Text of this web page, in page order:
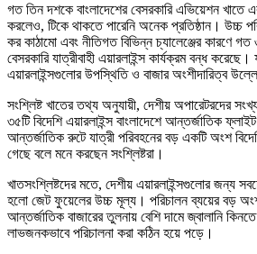
গত তিন দশকে বাংলাদেশের বেসরকারি এভিয়েশন খাতে
করলেও, টিকে থাকতে পারেনি অনেক প্রতিষ্ঠান। উচ্চ
কর কাঠামো এবং নীতিগত বিভিন্ন চ্যালেঞ্জের কারণে
বেসরকারি যাত্রীবাহী এয়ারলাইন্স কার্যক্রম বন্ধ
এয়ারলাইন্সগুলোর উপস্থিতি ও বাজার অংশীদারিত্ব
সংশ্লিষ্ট খাতের তথ্য অনুযায়ী, দেশীয় অপারেটরদের
৩৫টি বিদেশি এয়ারলাইন্স বাংলাদেশে আন্তর্জাতিক
আন্তর্জাতিক রুটে যাত্রী পরিবহনের বড় একটি অংশ
গেছে বলে মনে করছেন সংশ্লিষ্টরা।
খাতসংশ্লিষ্টদের মতে, দেশীয় এয়ারলাইন্সগুলোর জন্য
হলো জেট ফুয়েলের উচ্চ মূল্য। পরিচালন ব্যয়ের বড়
আন্তর্জাতিক বাজারের তুলনায় বেশি দামে জ্বালানি
লাভজনকভাবে পরিচালনা করা কঠিন হয়ে পড়ে।